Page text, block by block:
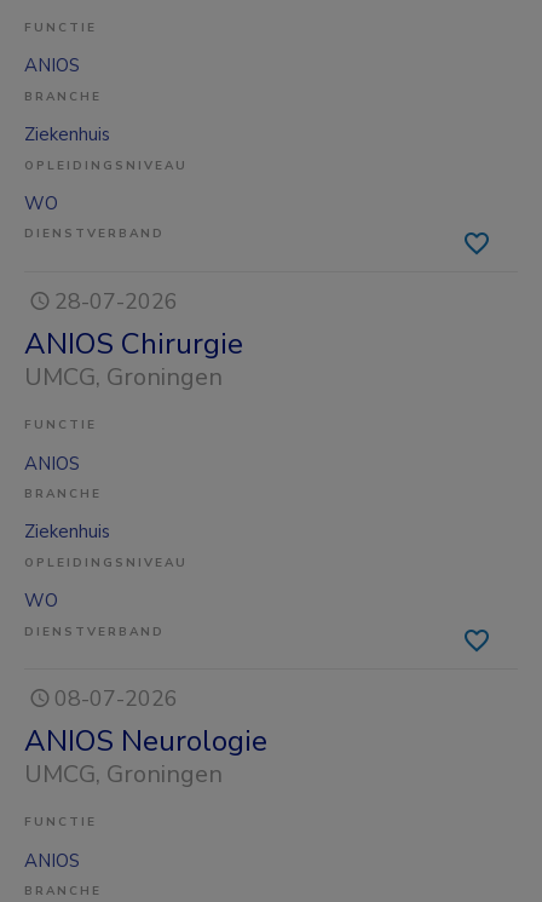
FUNCTIE
ANIOS
BRANCHE
Ziekenhuis
OPLEIDINGSNIVEAU
WO
DIENSTVERBAND
28-07-2026
ANIOS Chirurgie
UMCG, Groningen
FUNCTIE
ANIOS
BRANCHE
Ziekenhuis
OPLEIDINGSNIVEAU
WO
DIENSTVERBAND
08-07-2026
ANIOS Neurologie
UMCG, Groningen
FUNCTIE
ANIOS
BRANCHE